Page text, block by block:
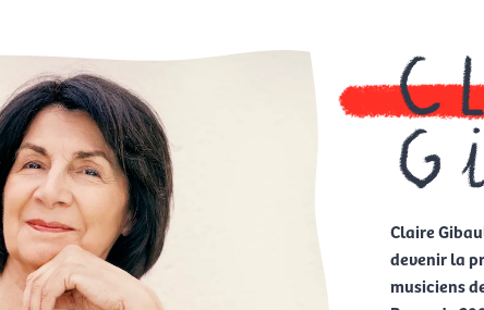
Claire
devenir la
musiciens